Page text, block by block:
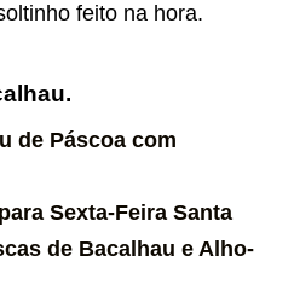
feito na hora.
de Páscoa com
Sexta-Feira Santa
de Bacalhau e Alho-